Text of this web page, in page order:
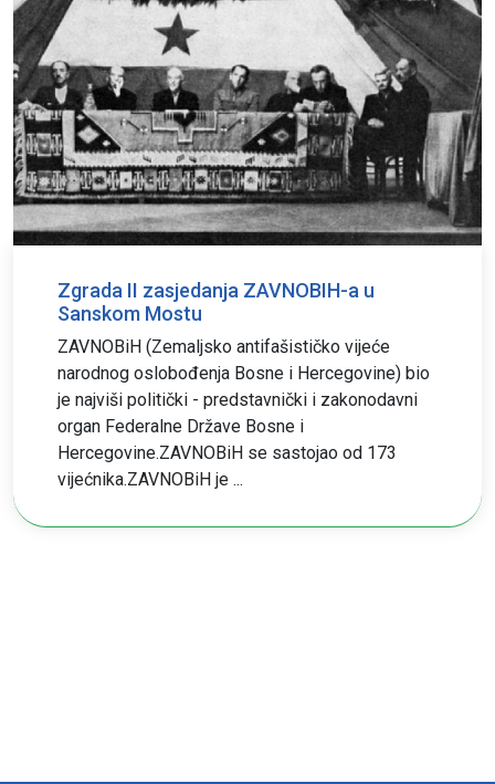
Zgrada II zasjedanja ZAVNOBIH-a u
Sanskom Mostu
ZAVNOBiH (Zemaljsko antifašističko vijeće
narodnog oslobođenja Bosne i Hercegovine) bio
je najviši politički - predstavnički i zakonodavni
organ Federalne Države Bosne i
Hercegovine.ZAVNOBiH se sastojao od 173
vijećnika.ZAVNOBiH je ...